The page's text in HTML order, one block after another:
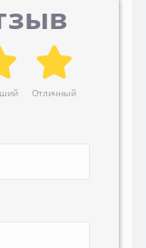
Отличный